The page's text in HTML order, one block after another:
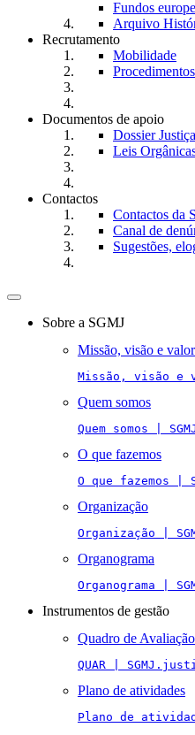
Fundos
Arquivo
Recrutamento
Mobilidade
Documentos de apoio
Dossier Justiça
Leis
Contactos
Contactos da
Canal de
Sugestões,
Toggle
navigationSobre a SGMJ
Missão, visão e
Missão, visão e
Quem somos
Quem somos |
O que fazemos
O que fazemos |
Organização
Organização |
Organograma
Organograma |
Instrumentos de gestão
Quadro de
QUAR |
Plano de atividades
Plano de